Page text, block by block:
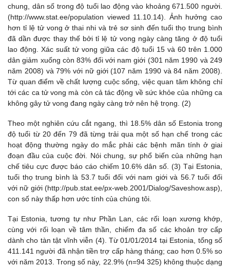
chung, dân số trong độ tuổi lao động vào khoảng 671.500 người.
(http://www.stat.ee/population viewed 11.10.14). Ảnh hưởng cao
hơn tỉ lệ tử vong ở thai nhi và trẻ sơ sinh đến tuổi thọ trung bình
đã dần được thay thế bởi tỉ lệ tử vong ngày càng tăng ở độ tuổi
lao động. Xác suất tử vong giữa các độ tuổi 15 và 60 trên 1.000
dân giảm xuống còn 83% đối với nam giới (301 năm 1990 và 249
năm 2008) và 79% với nữ giới (107 năm 1990 và 84 năm 2008).
Từ quan điểm về chất lượng cuộc sống, việc quan tâm không chỉ
tới các ca tử vong mà còn cả tác động về sức khỏe của những ca
không gây tử vong đang ngày càng trở nên hệ trọng. (2)
Theo một nghiên cứu cắt ngang, thì 18.5% dân số Estonia trong
độ tuổi từ 20 đến 79 đã từng trải qua một số hạn chế trong các
hoạt động thường ngày do mắc phải các bệnh mãn tính ở giai
đoạn đầu của cuộc đời. Nói chung, sự phổ biến của những hạn
chế tiêu cực được báo cáo chiếm 10.6% dân số. (3) Tại Estonia,
tuổi thọ trung bình là 53.7 tuổi đối với nam giới và 56.7 tuổi đối
với nữ giới (http://pub.stat.ee/px-web.2001/Dialog/Saveshow.asp),
con số này thấp hơn ước tính của chúng tôi.
Tại Estonia, tương tự như Phần Lan, các rối loạn xương khớp,
cùng với rối loạn về tâm thần, chiếm đa số các khoản trợ cấp
dành cho tàn tật vĩnh viễn (4). Từ 01/01/2014 tại Estonia, tổng số
411.141 người đã nhận tiền trợ cấp hàng tháng; cao hơn 0.5% so
với năm 2013. Trong số này, 22.9% (n=94 325) không thuộc dạng